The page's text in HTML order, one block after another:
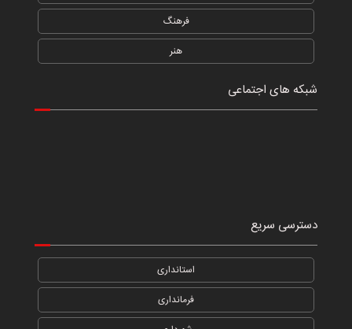
فرهنگ
هنر
شبکه های اجتماعی
دسترسی سریع
استانداری
فرمانداری